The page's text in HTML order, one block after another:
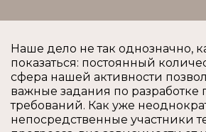
Наше дело не так однозначно,
показаться: постоянный
сфера нашей активности
важные задания по
требований. Как уже
непосредственные участники